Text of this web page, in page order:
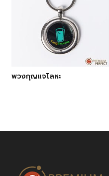
พวงกุญแจโลหะ